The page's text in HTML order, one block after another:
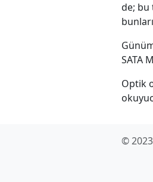
de; bu
SATA
Optik
© 2023